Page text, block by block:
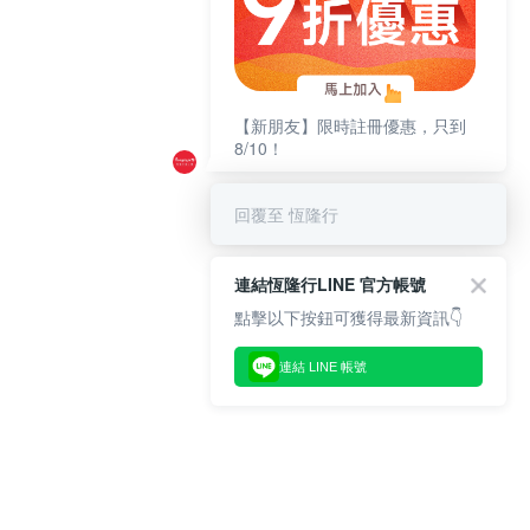
【新朋友】限時註冊優惠，只到
8/10！
回覆至 恆隆行
連結恆隆行LINE 官方帳號
點擊以下按鈕可獲得最新資訊👇
連結 LINE 帳號